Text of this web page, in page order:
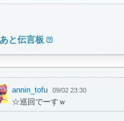
と伝言板
annin_tofu 09/02 23:30
☆巡回でーすｗ